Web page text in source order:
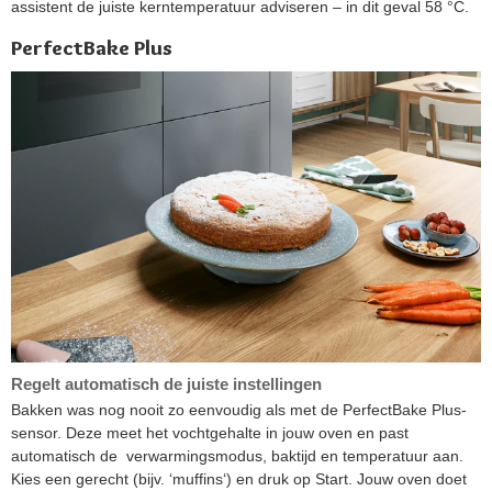
assistent de juiste kerntemperatuur adviseren – in dit geval 58 °C.
PerfectBake Plus
Regelt automatisch de juiste instellingen
Bakken was nog nooit zo eenvoudig als met de PerfectBake Plus-
sensor. Deze meet het vochtgehalte in jouw oven en past
automatisch de verwarmingsmodus, baktijd en temperatuur aan.
Kies een gerecht (bijv. ‘muffins‘) en druk op Start. Jouw oven doet